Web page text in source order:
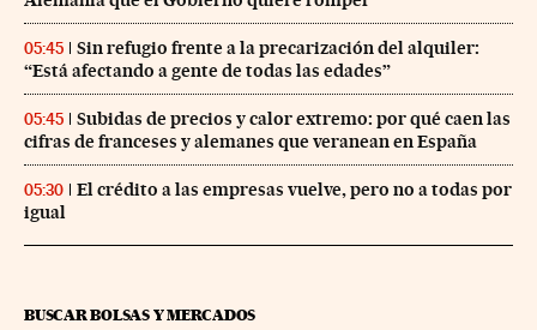
05:45
Sin refugio frente a la precarización del alquiler:
“Está afectando a gente de todas las edades”
05:45
Subidas de precios y calor extremo: por qué caen las
cifras de franceses y alemanes que veranean en España
05:30
El crédito a las empresas vuelve, pero no a todas por
igual
BUSCAR BOLSAS Y MERCADOS